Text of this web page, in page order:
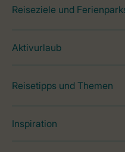
Reiseziele und
Aktivurlaub
Reisetipps und Themen
Inspiration